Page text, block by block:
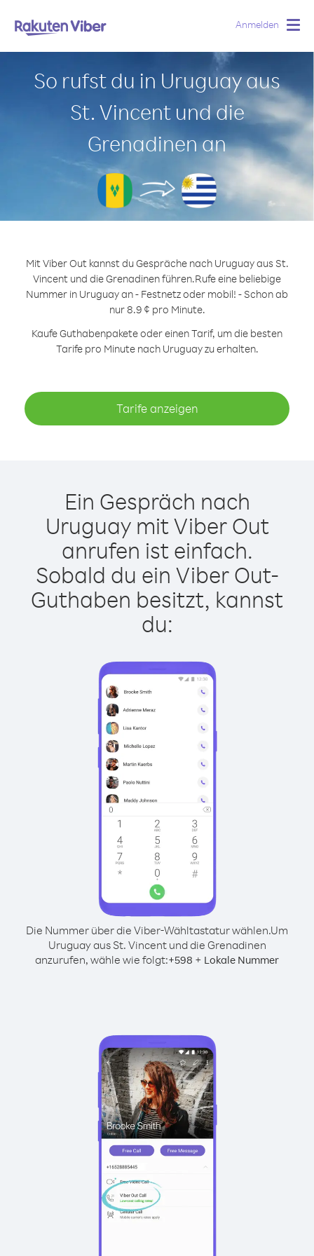
Anmelden
So rufst du in Uruguay aus
St. Vincent und die
Grenadinen an
Mit Viber Out kannst du Gespräche nach Uruguay aus St.
Vincent und die Grenadinen führen.Rufe eine beliebige
Nummer in Uruguay an - Festnetz oder mobil! - Schon ab
nur 8.9 ¢ pro Minute.
Kaufe Guthabenpakete oder einen Tarif, um die besten
Tarife pro Minute nach Uruguay zu erhalten.
Tarife anzeigen
Ein Gespräch nach
Uruguay mit Viber Out
anrufen ist einfach.
Sobald du ein Viber Out-
Guthaben besitzt, kannst
du:
Die Nummer über die Viber-Wähltastatur wählen.Um
Uruguay aus St. Vincent und die Grenadinen
anzurufen, wähle wie folgt:+598 + Lokale Nummer